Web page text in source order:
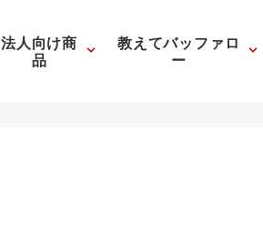
法人向け商
品
教えてバッファロ
ー